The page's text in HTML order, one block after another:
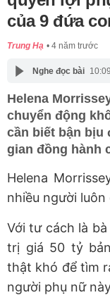
của 9 đứa
Trung Hạ 4 năm trước
Nghe đọc bài 10:09
Helena
chuyển động
cần biết bận bịu
gian đồng hành
Helena
nhiều người
Với tư cách là
trị giá 50 tỷ
thật khó để tìm
người phụ nữ